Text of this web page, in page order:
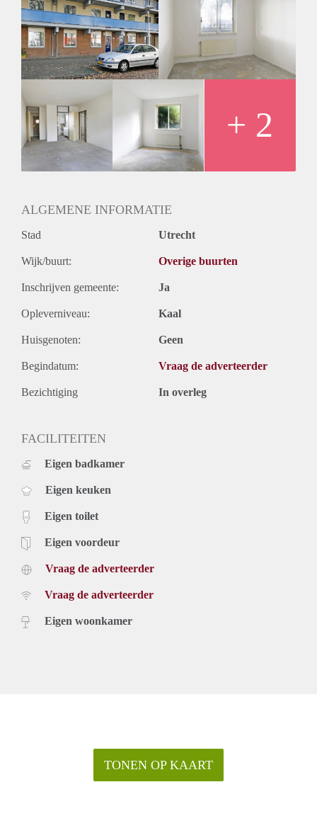
Geschikt voor studenten: Afhankelijk van de Eigenaar
+ 2
ALGEMENE INFORMATIE
Stad Utrecht
Wijk/buurt: Overige buurten
Inschrijven gemeente: Ja
Opleverniveau: Kaal
Huisgenoten: Geen
Begindatum: Vraag de adverteerder
Bezichtiging In overleg
FACILITEITEN
Eigen badkamer
Eigen keuken
Eigen toilet
Eigen voordeur
Vraag de adverteerder
Vraag de adverteerder
Eigen woonkamer
TONEN OP KAART